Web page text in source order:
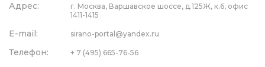
Адрес:
г. Москва, Варшавское шоссе, д.125Ж, к.6, офис
1411-1415
E-mail: sirano-portal@yandex.ru
Телефон: + 7 (495) 665-76-56